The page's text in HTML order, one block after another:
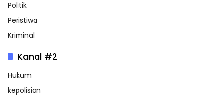
Politik
Peristiwa
Kriminal
Kanal #2
Hukum
kepolisian